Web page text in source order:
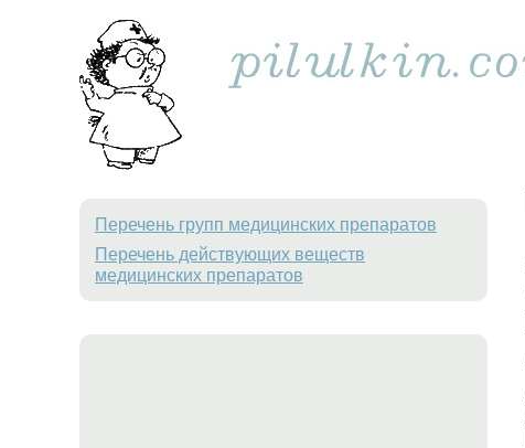
Перечень групп медицинских препаратов
Перечень действующих веществ
медицинских препаратов